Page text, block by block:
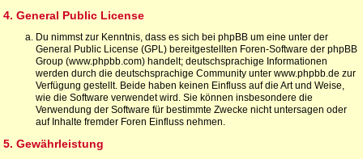
4. General Public License
Du nimmst zur Kenntnis, dass es sich bei phpBB um eine unter der
General Public License (GPL) bereitgestellten Foren-Software der phpBB
Group (www.phpbb.com) handelt; deutschsprachige Informationen
werden durch die deutschsprachige Community unter www.phpbb.de zur
Verfügung gestellt. Beide haben keinen Einfluss auf die Art und Weise,
wie die Software verwendet wird. Sie können insbesondere die
Verwendung der Software für bestimmte Zwecke nicht untersagen oder
auf Inhalte fremder Foren Einfluss nehmen.
5. Gewährleistung